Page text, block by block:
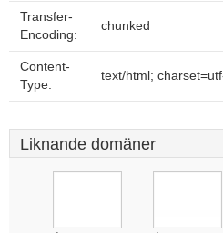
Transfer-
Encoding:
chunked
Content-
Type:
text/html;
Liknande domäner